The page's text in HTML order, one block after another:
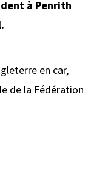
à Penrith
en car,
de la Fédération